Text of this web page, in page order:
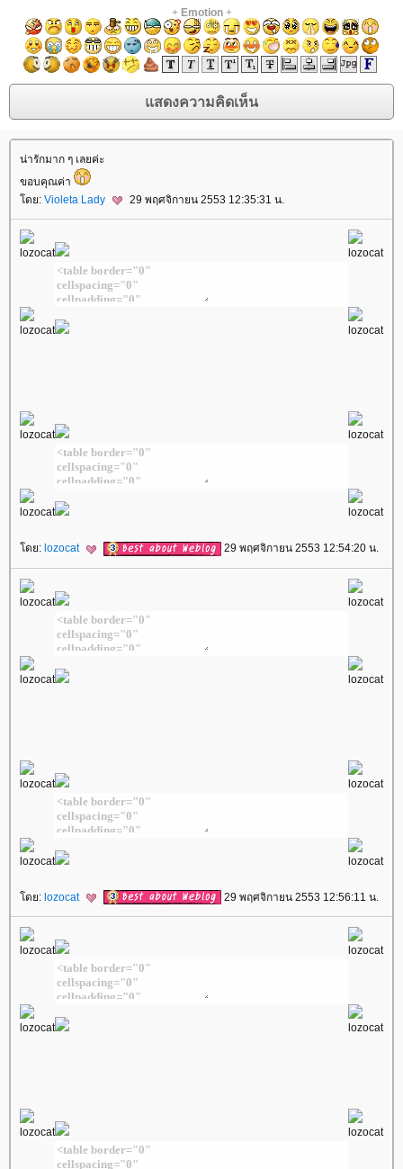
+ Emotion+
น่ารักมาก ๆ เลยค่ะ
ขอบคุณค่า
ดย: Violeta Lady 29 พฤศจิกายน 2553 12:35:31 น.
ดย: lozocat 29 พฤศจิกายน 2553 12:54:20 น.
ดย: lozocat 29 พฤศจิกายน 2553 12:56:11 น.